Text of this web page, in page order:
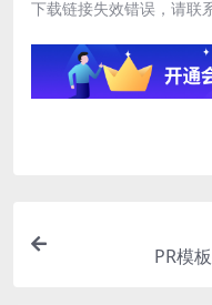
下载链接失效错误，请联
PR模